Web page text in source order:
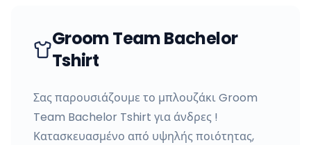
Groom Team Bachelor
Tshirt
Σας παρουσιάζουμε το μπλουζάκι Groom
Team Bachelor Tshirt για άνδρες !
Κατασκευασμένο από υψηλής ποιότητας,